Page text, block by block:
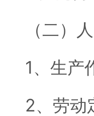
（二）
1、生产
2、劳动